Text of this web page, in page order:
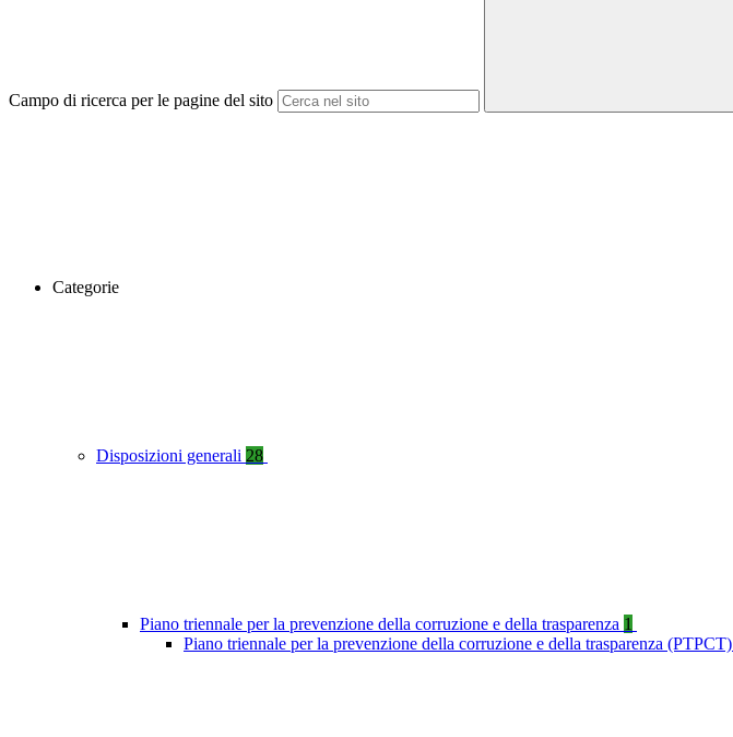
Campo di ricerca per le pagine del sito
Categorie
Disposizioni generali 28
Piano triennale per la prevenzione della corruzione e della trasparenza 1
Piano triennale per la prevenzione della corruzione e della trasparenza (PTPCT)